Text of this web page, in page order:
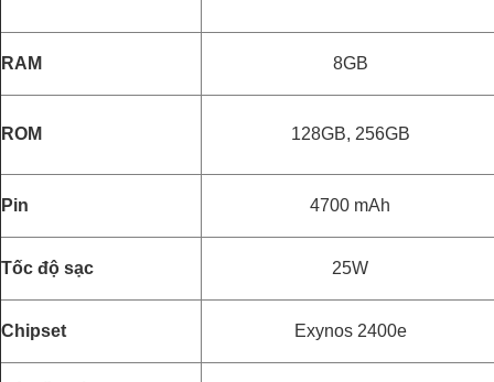
RAM 8GB
ROM 128GB, 256GB
Pin 4700 mAh
Tốc độ sạc 25W
Chipset Exynos 2400e